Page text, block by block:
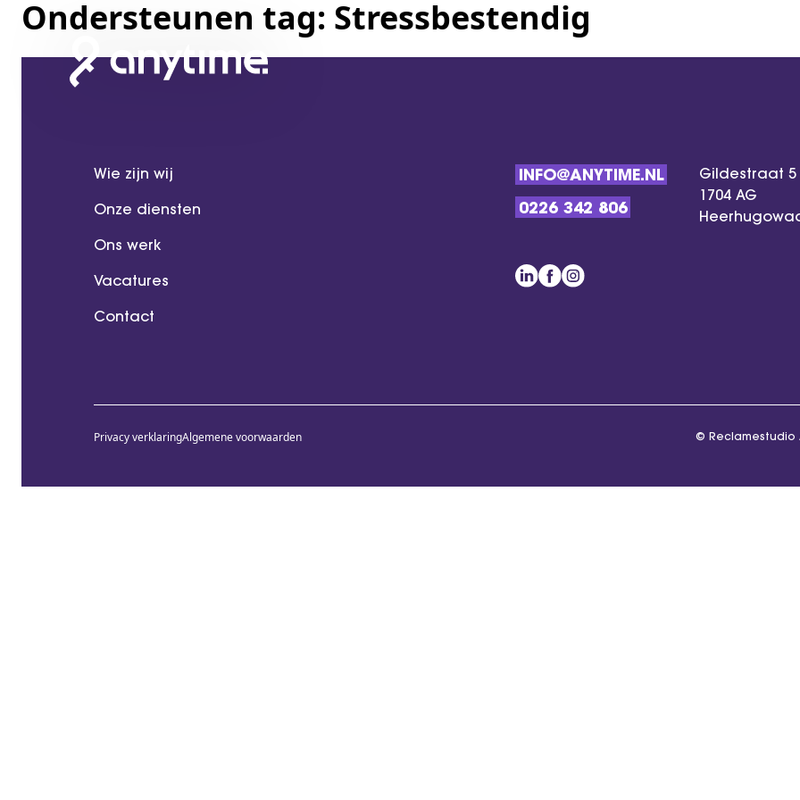
Ondersteunen tag: Stressbestendig
Wie zijn wij
Onze diensten
Ons werk
Vacatures
Contact
INFO@ANYTIME.NL
0226 342 806
Gildestraat 5
1704 AG
Privacy verklaringAlgemene voorwaarden © Reclamestudio